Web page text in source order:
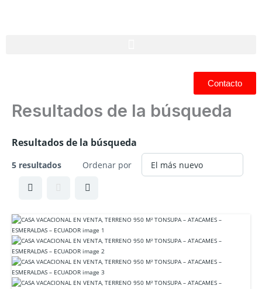
Contacto
Resultados de la búsqueda
Resultados de la búsqueda
5 resultados Ordenar por